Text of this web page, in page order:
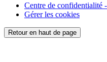
Centre de confidentialité
Gérer les cookies
Retour en haut de page